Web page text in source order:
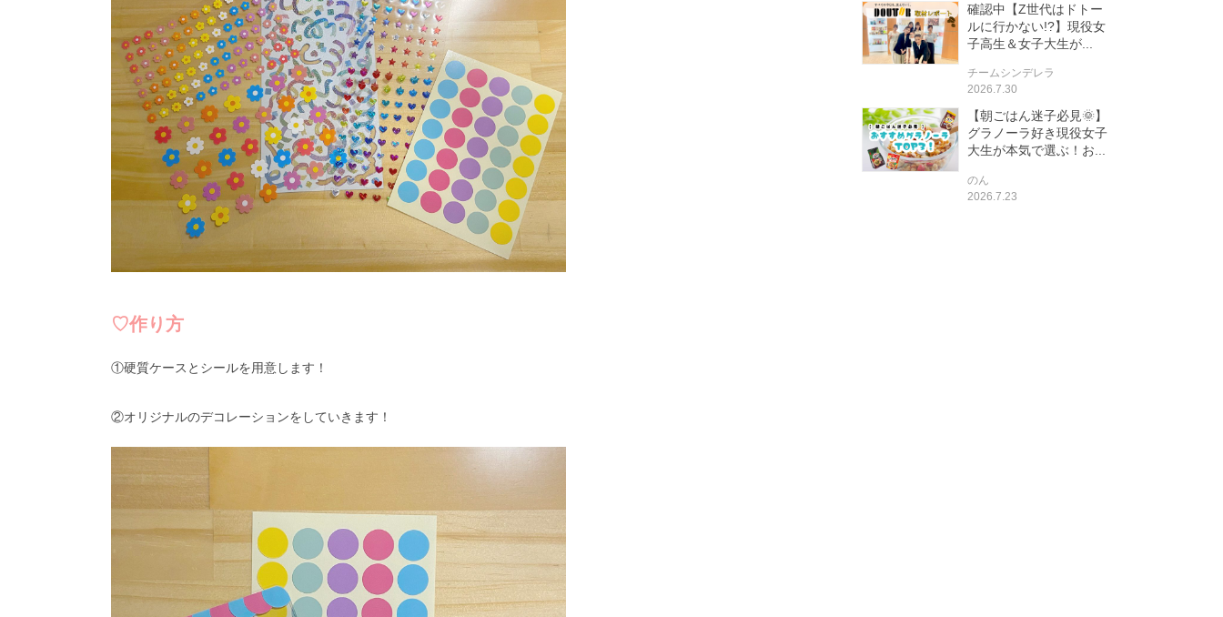
♡作り方
①硬質ケースとシールを用意します！
②オリジナルのデコレーションをしていきます！
確認中【Z世代はドトー
ルに行かない!?】現役女
子高生＆女子大生が...
チームシンデレラ
2026.7.30
【朝ごはん迷子必見🌞】
グラノーラ好き現役女子
大生が本気で選ぶ！お...
のん
2026.7.23